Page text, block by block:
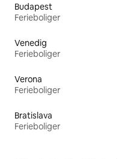
Budapest
Ferieboliger
Venedig
Ferieboliger
Verona
Ferieboliger
Bratislava
Ferieboliger